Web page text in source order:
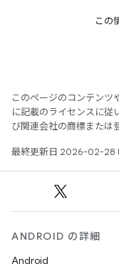
この
このページのコンテンツ
に記載のライセンスに従
び関連会社の商標または
最終更新日 2026-02-28
ANDROID の詳細
Android